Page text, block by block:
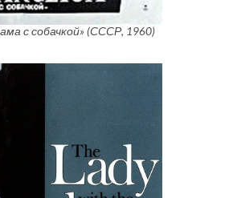
с собачкой» (СССР, 1960)